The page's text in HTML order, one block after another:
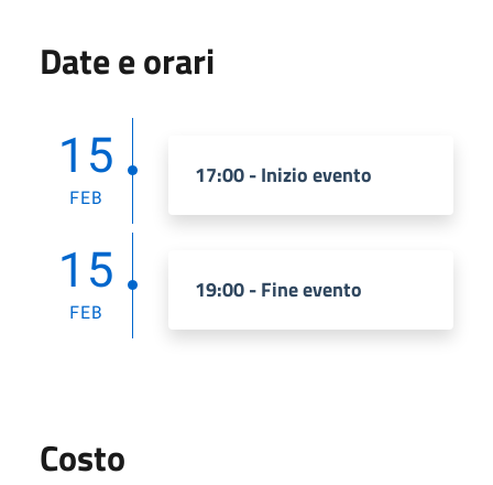
Date e orari
15
FEB
17:00 - Inizio evento
15
FEB
19:00 - Fine evento
Costo